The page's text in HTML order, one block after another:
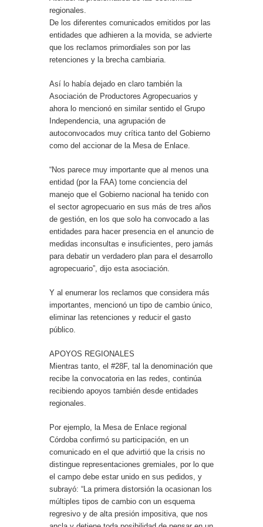
regionales.
De los diferentes comunicados emitidos por las
entidades que adhieren a la movida, se advierte
que los reclamos primordiales son por las
retenciones y la brecha cambiaria.
Así lo había dejado en claro también la
Asociación de Productores Agropecuarios y
ahora lo mencionó en similar sentido el Grupo
Independencia, una agrupación de
autoconvocados muy crítica tanto del Gobierno
como del accionar de la Mesa de Enlace.
“Nos parece muy importante que al menos una
entidad (por la FAA) tome conciencia del
manejo que el Gobierno nacional ha tenido con
el sector agropecuario en sus más de tres años
de gestión, en los que solo ha convocado a las
entidades para hacer presencia en el anuncio de
medidas inconsultas e insuficientes, pero jamás
para debatir un verdadero plan para el desarrollo
agropecuario”, dijo esta asociación.
Y al enumerar los reclamos que considera más
importantes, mencionó un tipo de cambio único,
eliminar las retenciones y reducir el gasto
público.
APOYOS REGIONALES
Mientras tanto, el #28F, tal la denominación que
recibe la convocatoria en las redes, continúa
recibiendo apoyos también desde entidades
regionales.
Por ejemplo, la Mesa de Enlace regional
Córdoba confirmó su participación, en un
comunicado en el que advirtió que la crisis no
distingue representaciones gremiales, por lo que
el campo debe estar unido en sus pedidos, y
subrayó: “La primera distorsión la ocasionan los
múltiples tipos de cambio con un esquema
regresivo y de alta presión impositiva, que nos